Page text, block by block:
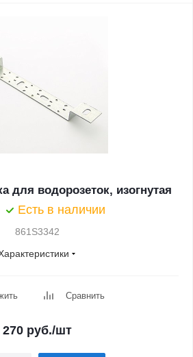
для водорозеток, изогнутая
Есть в наличии
861S3342
Сравнить
270 руб./шт